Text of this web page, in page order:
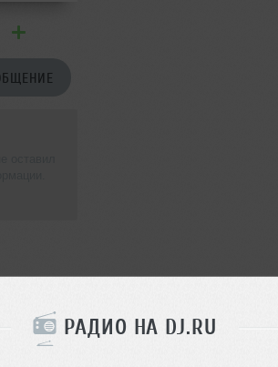
РАДИО НА DJ.RU